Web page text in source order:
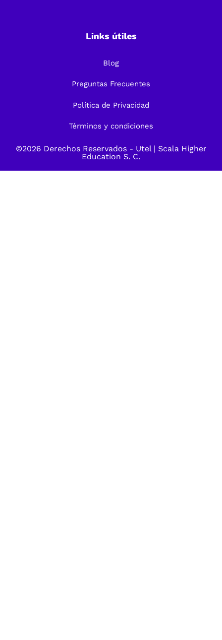
Links útiles
Blog
Preguntas Frecuentes
Política de Privacidad
Términos y condiciones
©2026 Derechos Reservados - Utel | Scala Higher
Education S. C.